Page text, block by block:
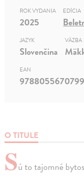
O TITULE
Sú to tajomné
ROK VYDANIA
2025
EDÍCIA
JAZYK
Slovenčina
VÄZBA
EAN
9788055670799